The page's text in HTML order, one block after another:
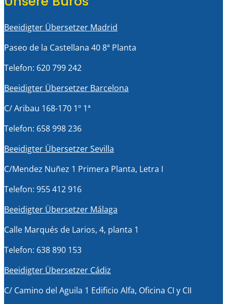
Beeidigter Übersetzer Madrid
Paseo de la Castellana 40 8ª Planta
Telefon: 620 799 242
Beeidigter Übersetzer Barcelona
C/ Aribau 168-170 1º 1ª
Telefon: 658 998 236
Beeidigter Übersetzer Sevilla
C/Mendez Nuñez 1 Primera Planta, Letra I
Telefon: 955 412 916
Beeidigter Übersetzer Málaga
Calle Marqués de Larios, 4, planta 1
Telefon: 638 890 153
Beeidigter Übersetzer Cádiz
C/ Camino del Aguila 1 Edificio Alfa, Oficina CI y CII